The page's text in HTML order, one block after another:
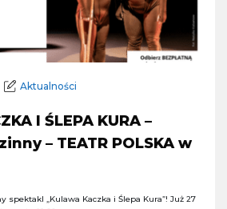
Aktualności
I ŚLEPA KURA –
– TEATR POLSKA w
spektakl „Kulawa Kaczka i Ślepa Kura”! Już 27